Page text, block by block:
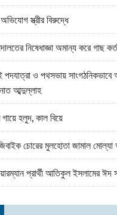
স্ত্রীর বিরুদ্ধে
নিষেধাজ্ঞা অমান্য করে গাছ
ও পথসভায় সাংগঠনিকভাবে
আব্দুল্লাহ
হলুদ, কাল বিয়ে
চোরের মুলহোতা জামাল
প্রার্থী আতিকুল ইসলামের ঈদ